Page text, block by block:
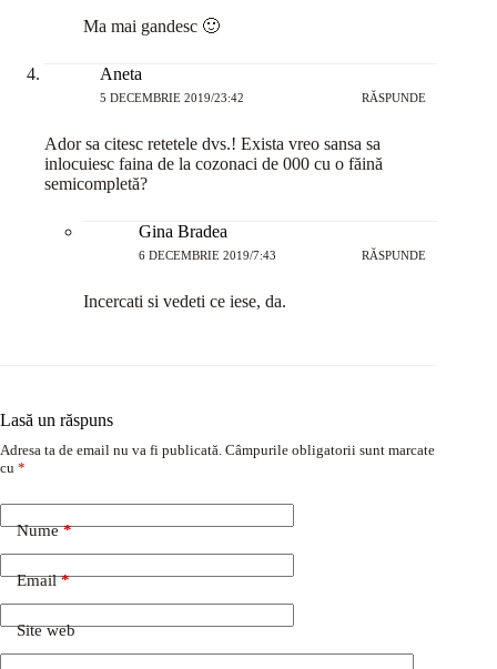
Ma mai gandesc 🙂
Aneta
5 DECEMBRIE 2019/23:42 RĂSPUNDE
Ador sa citesc retetele dvs.! Exista vreo sansa sa
inlocuiesc faina de la cozonaci de 000 cu o făină
semicompletă?
Gina Bradea
6 DECEMBRIE 2019/7:43 RĂSPUNDE
Incercati si vedeti ce iese, da.
Lasă un răspuns
Adresa ta de email nu va fi publicată. Câmpurile obligatorii sunt marcate
cu *
Nume*
Email*
Site web